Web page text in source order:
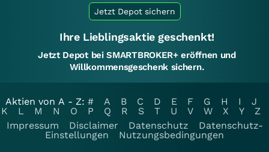
Jetzt Depot sichern
Ihre Lieblingsaktie geschenkt!
Jetzt Depot bei SMARTBROKER+ eröffnen und
Willkommensgeschenk sichern.
Aktien von A - Z: # A B C D E F G H I
J
K
L M N O P Q R S T U V W X Y
Z
Impressum
Disclaimer Datenschutz
Datenschutz-
Einstellungen
Nutzungsbedingungen